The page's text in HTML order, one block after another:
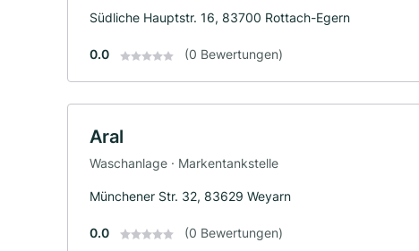
Südliche Hauptstr. 16, 83700 Rottach-Egern
0.0 (0 Bewertungen)
Aral
Waschanlage · Markentankstelle
Münchener Str. 32, 83629 Weyarn
0.0 (0 Bewertungen)